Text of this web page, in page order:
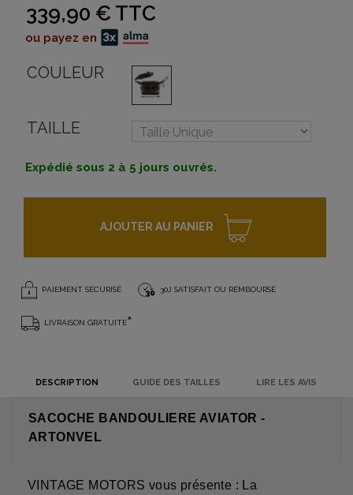
339,90 € TTC
ou payez en
COULEUR
TAILLE
Expédié sous 2 à 5 jours ouvrés.
AJOUTER AU PANIER
PAIEMENT SÉCURISÉ 30J SATISFAIT OU REMBOURSÉ
LIVRAISON GRATUITE*
DESCRIPTION GUIDE DES TAILLES LIRE LES AVIS
SACOCHE BANDOULIERE AVIATOR -
ARTONVEL
VINTAGE MOTORS vous présente : La